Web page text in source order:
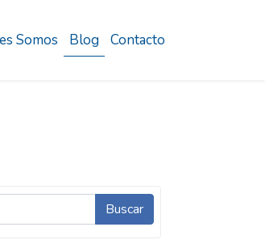
Somos Blog Contacto
Buscar